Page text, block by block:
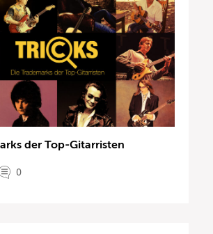
der Top-Gitarristen
0